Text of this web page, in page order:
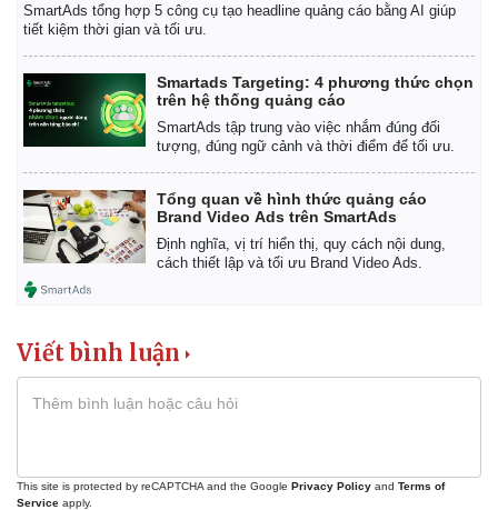
Thế giới
Quan sát
Cuộc sống đó đây
Hồ sơ
Video
Ảnh
E-Magazine
Infographic
SmartAds tổng hợp 5 công cụ tạo headline quảng cáo bằng AI giúp
tiết kiệm thời gian và tối ưu.
Smartads Targeting: 4 phương thức chọn
trên hệ thống quảng cáo
SmartAds tập trung vào việc nhắm đúng đối
tượng, đúng ngữ cảnh và thời điểm để tối ưu.
Tổng quan về hình thức quảng cáo
Brand Video Ads trên SmartAds
Định nghĩa, vị trí hiển thị, quy cách nội dung,
cách thiết lập và tối ưu Brand Video Ads.
Viết bình luận
This site is protected by reCAPTCHA and the Google Privacy Policy and Terms of
Service apply.